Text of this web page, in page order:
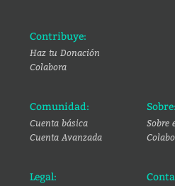
Contribuye:
Haz tu Donación
Colabora
Comunidad:
Cuenta básica
Cuenta Avanzada
Sobre:
Sobre
Legal: